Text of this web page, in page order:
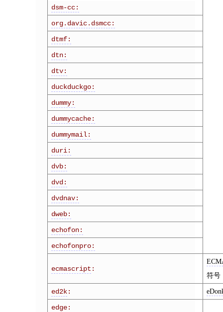
dsm-cc:
org.davic.dsmcc:
dtmf:
dtn:
dtv:
duckduckgo:
dummy:
dummycache:
dummymail:
duri:
dvb:
dvd:
dvdnav:
dweb:
echofon:
echofonpro:
ecmascript :
符号
ed2k:
edge: